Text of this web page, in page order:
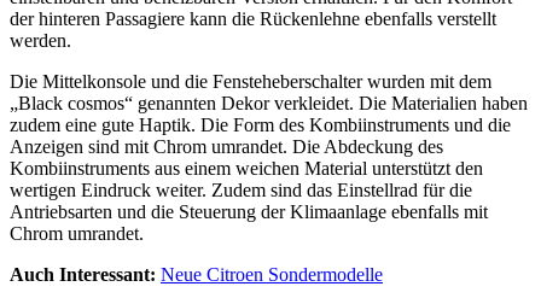
der hinteren Passagiere kann die Rückenlehne ebenfalls verstellt
werden.
Die Mittelkonsole und die Fensteheberschalter wurden mit dem
„Black cosmos“ genannten Dekor verkleidet. Die Materialien haben
zudem eine gute Haptik. Die Form des Kombiinstruments und die
Anzeigen sind mit Chrom umrandet. Die Abdeckung des
Kombiinstruments aus einem weichen Material unterstützt den
wertigen Eindruck weiter. Zudem sind das Einstellrad für die
Antriebsarten und die Steuerung der Klimaanlage ebenfalls mit
Chrom umrandet.
Auch Interessant: Neue Citroen Sondermodelle